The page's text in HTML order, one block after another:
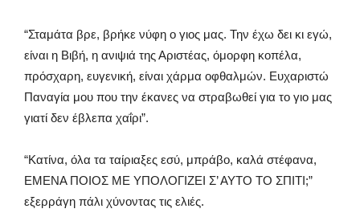
“Σταμάτα βρε, βρήκε νύφη ο γιος μας. Την έχω δει κι εγώ,
είναι η Βιβή, η ανιψιά της Αριστέας, όμορφη κοπέλα,
πρόσχαρη, ευγενική, είναι χάρμα οφθαλμών. Ευχαριστώ
Παναγία μου που την έκανες να στραβωθεί για το γιο μας
γιατί δεν έβλεπα χαΐρι”.
“Κατίνα, όλα τα ταίριαξες εσύ, μπράβο, καλά στέφανα,
ΕΜΕΝΑ ΠΟΙΟΣ ΜΕ ΥΠΟΛΟΓΙΖΕΙ Σ’ ΑΥΤΟ ΤΟ ΣΠΙΤΙ;”
εξερράγη πάλι χύνοντας τις ελιές.